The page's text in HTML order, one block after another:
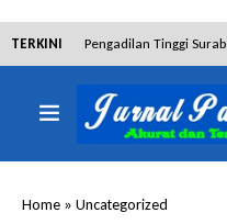
TERKINI Pengadilan Tinggi
Elektronik dan
Dibantah Terdakwa
Home » Uncategorized